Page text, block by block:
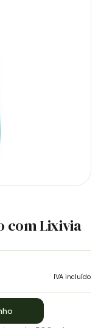
com Lixivia
IVA incluído